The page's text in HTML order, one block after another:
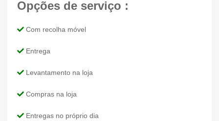
Opções de serviço :
Com recolha móvel
Entrega
Levantamento na loja
Compras na loja
Entregas no próprio dia